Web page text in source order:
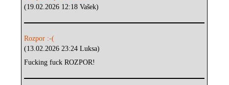
(19.02.2026 12:18 Vašek)
Rozpor :-(
(13.02.2026 23:24 Luksa)
Fucking fuck ROZPOR!